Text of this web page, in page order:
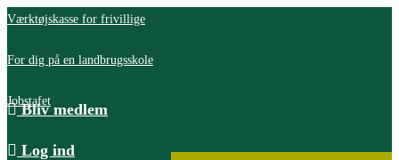
Værktøjskasse for frivillige
For dig på en landbrugsskole
Jobstafet
Bliv medlem
Log ind